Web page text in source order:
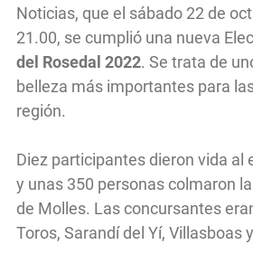
Noticias, que el sábado 22 de
21.00, se cumplió una nueva
del Rosedal 2022. Se trata de
belleza más importantes para
región.
Diez participantes dieron vida al
y unas 350 personas colmaron
de Molles. Las concursantes
Toros, Sarandí del Yí, Villasboas